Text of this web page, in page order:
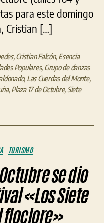
para este domingo
Cristian […]
,Cristian Falcón,Esencia
Populares, Grupo de danzas
, Las Cuerdas del Monte,
,Plaza 17 de Octubre, Siete
TURISMO
se dio
«Los Siete
floclore»